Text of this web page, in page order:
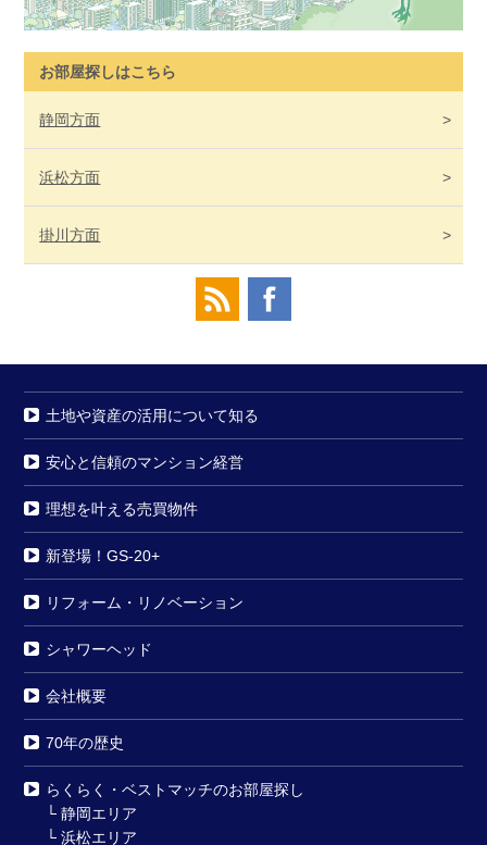
お部屋探しはこちら
静岡方面
浜松方面
掛川方面
土地や資産の活用について知る
安心と信頼のマンション経営
理想を叶える売買物件
新登場！GS-20+
リフォーム・リノベーション
シャワーヘッド
会社概要
70年の歴史
らくらく・ベストマッチのお部屋探し
└静岡エリア
└浜松エリア